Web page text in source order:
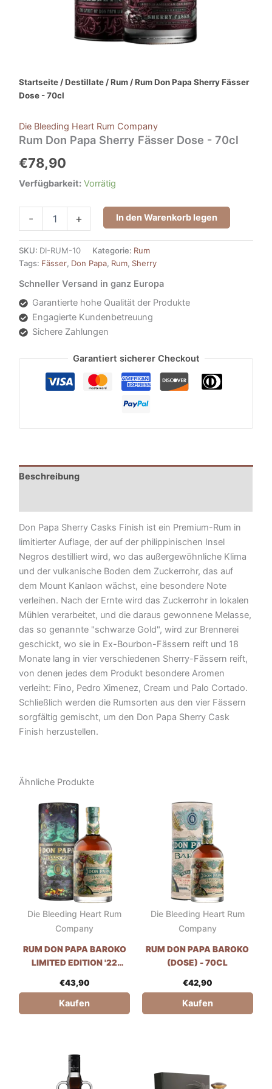
Startseite /Destillate /Rum / Rum Don Papa Sherry Fässer
Dose - 70cl
Die Bleeding Heart Rum Company
Rum Don Papa Sherry Fässer Dose - 70cl
€78,90
Verfügbarkeit: Vorrätig
- + In den Warenkorb legen
SKU: DI-RUM-10 Kategorie: Rum
Tags: Fässer, Don Papa, Rum, Sherry
Schneller Versand in ganz Europa
Garantierte hohe Qualität der Produkte
Engagierte Kundenbetreuung
Sichere Zahlungen
Garantiert sicherer Checkout
Beschreibung
Don Papa Sherry Casks Finish ist ein Premium-Rum in
limitierter Auflage, der auf der philippinischen Insel
Negros destilliert wird, wo das außergewöhnliche Klima
und der vulkanische Boden dem Zuckerrohr, das auf
dem Mount Kanlaon wächst, eine besondere Note
verleihen. Nach der Ernte wird das Zuckerrohr in lokalen
Mühlen verarbeitet, und die daraus gewonnene Melasse,
das so genannte "schwarze Gold", wird zur Brennerei
geschickt, wo sie in Ex-Bourbon-Fässern reift und 18
Monate lang in vier verschiedenen Sherry-Fässern reift,
von denen jedes dem Produkt besondere Aromen
verleiht: Fino, Pedro Ximenez, Cream und Palo Cortado.
Schließlich werden die Rumsorten aus den vier Fässern
sorgfältig gemischt, um den Don Papa Sherry Cask
Finish herzustellen.
Ähnliche Produkte
Die Bleeding Heart Rum
Company
RUM DON PAPA BAROKO
LIMITED EDITION '22
€43,90
Kaufen
Die Bleeding Heart Rum
Company
RUM DON PAPA BAROKO
(DOSE) - 70CL
€42,90
Kaufen